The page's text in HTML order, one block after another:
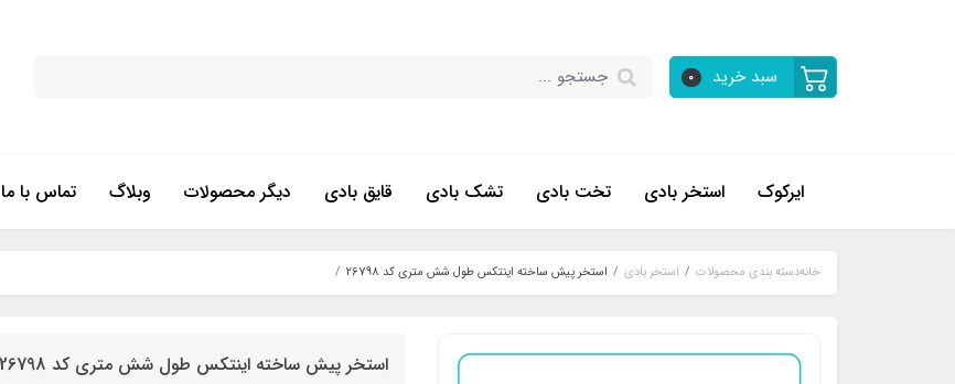
سبد خرید 0
ایرکوک استخر بادی تخت بادی تشک بادی قایق بادی دیگر محصولات وبلاگ تماس با ما
خانهدسته بندی محصولات استخر بادی استخر پیش ساخته اینتکس طول شش متری کد 26798
استخر پیش ساخته اینتکس طول شش متری کد 26798